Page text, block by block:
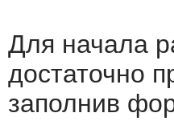
Для начала
достаточно
заполнив